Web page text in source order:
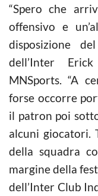
“Spero che
offensivo e
disposizione
dell’Inter
MNSports. “A
forse occorre
il patron poi
alcuni giocatori.
della squadra
margine della
dell’Inter Club